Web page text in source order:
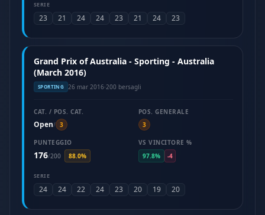
SERIE
23 21 24 24 23 21 24 23
Grand Prix of Australia - Sporting - Australia
(March 2016)
SPORTING 26 mar 2016·200 bersagli
CAT. / POS. CAT.
Open/ 3
POS. GENERALE
3
PUNTEGGIO
176/200 88.0%
VS VINCITORE %
97.8%
-4
SERIE
24 24 22 24 23 20 19 20